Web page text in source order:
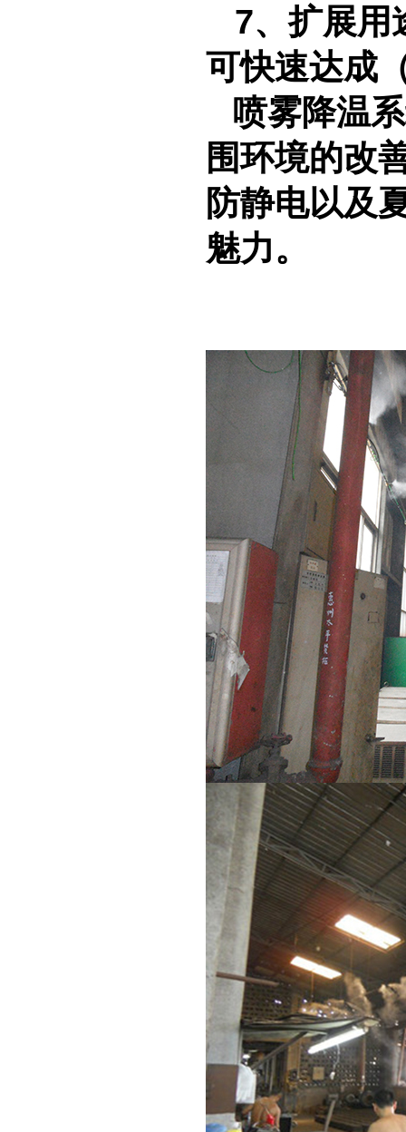
7、扩展用
可快速达成
喷雾降温
围环境的改
防静电以及
魅力。